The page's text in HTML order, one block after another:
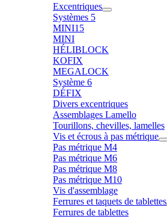
Excentriques
Systèmes 5
MINI15
MINI
HÉLIBLOCK
KOFIX
MEGALOCK
Système 6
DÉFIX
Divers excentriques
Assemblages Lamello
Tourillons, chevilles, lamelles
Vis et écrous à pas métrique
Pas métrique M4
Pas métrique M6
Pas métrique M8
Pas métrique M10
Vis d'assemblage
Ferrures et taquets de tablettes
Ferrures de tablettes